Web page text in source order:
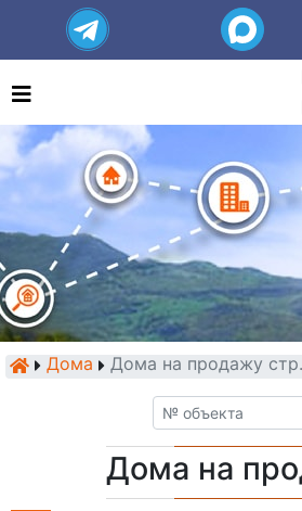
Дома Дома на продажу
Дома на